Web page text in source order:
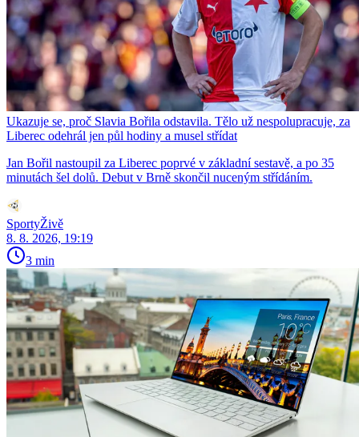
Ukazuje se, proč Slavia Bořila odstavila. Tělo už nespolupracuje, za
Liberec odehrál jen půl hodiny a musel střídat
Jan Bořil nastoupil za Liberec poprvé v základní sestavě, a po 35
minutách šel dolů. Debut v Brně skončil nuceným střídáním.
SportyŽivě
8. 8. 2026, 19:19
3 min